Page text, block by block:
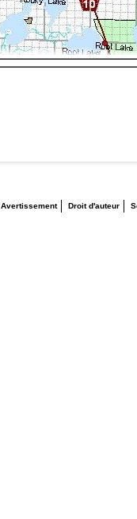
Avertissement Droit d'auteur